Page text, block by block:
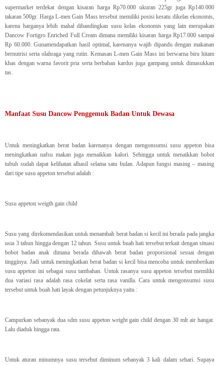
supermarket terdekat dengan kisaran harga Rp70.000 ukuran 225gr juga Rp140.000
takaran 500gr. Harga L-men Gain Mass tersebut memiliki posisi kesatu dikelas ekonomis,
karena harganya lebih mahal dibandingkan susu kelas ekonomis yang lain merupakan
Dancow Fortigro Enriched Full Cream dimana memiliki kisaran harga Rp17.000 sampai
Rp 60.000. Gunamendapatkan hasil optimal, karenanya wajib dipandu dengan makanan
bernutrisi serta olahraga yang rutin. Kemasan L-men Gain Mass ini berwarna biru hitam
khas dengan warna favorit pria serta berbahan kardus juga gampang untuk dimasukkan
tas.
Manfaat Susu Dancow Penggemuk Badan Untuk Dewasa
Untuk meningkatkan berat badan karenanya dengan mengonsumsi susu appeton bisa
meningkatkan nafsu makan juga menaikkan kalori. Sehingga untuk menaikkan bobot
tubuh sudah dapat kelihatan alhasil selama satu bulan. Adapun fungsi masing – masing
dari tipe susu appeton tersebut adalah :
Susu appeton weigth gain child
Susu yang direkomendasikan untuk menambah berat badan si kecil ini berada pada jangka
usia 3 tahun hingga dengan 12 tahun. Susu untuk buah hati tersebut terkait dengan situasi
bobot badan anak dimana berada dibawah berat badan proporsional sesuai dengan
tingginya. Jadi untuk meningkatkan berat badan si kecil bisa mencoba untuk memberikan
susu appeton ini sebagai susu tambahan. Untuk rasanya susu appeton tersebut memiliki
dua variasi rasa adalah rasa cokelat serta rasa vanilla. Cara untuk mengonsumsi susu
tersebut untuk buah hati layak dengan petunjuknya yaitu :
Campurkan sebanyak dua sdm susu appeton weight gain child dengan 30 mlt air hangat.
Lalu diaduk hingga rata.
Untuk aturan minumnya susu tersebut diminum sebanyak 3 kali dalam sehari. Supaya